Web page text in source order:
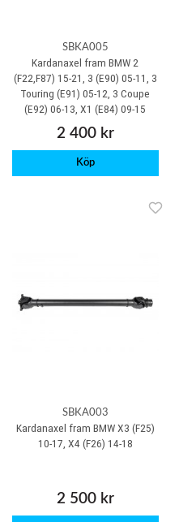
SBKA005
Kardanaxel fram BMW 2
(F22,F87) 15-21, 3 (E90) 05-11, 3
Touring (E91) 05-12, 3 Coupe
(E92) 06-13, X1 (E84) 09-15
2 400 kr
Köp
SBKA003
Kardanaxel fram BMW X3 (F25)
10-17, X4 (F26) 14-18
2 500 kr